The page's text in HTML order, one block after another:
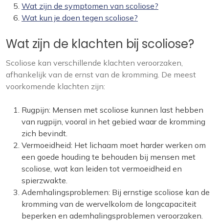
Wat zijn de symptomen van scoliose?
Wat kun je doen tegen scoliose?
Wat zijn de klachten bij scoliose?
Scoliose kan verschillende klachten veroorzaken,
afhankelijk van de ernst van de kromming. De meest
voorkomende klachten zijn:
Rugpijn: Mensen met scoliose kunnen last hebben
van rugpijn, vooral in het gebied waar de kromming
zich bevindt.
Vermoeidheid: Het lichaam moet harder werken om
een ​​goede houding te behouden bij mensen met
scoliose, wat kan leiden tot vermoeidheid en
spierzwakte.
Ademhalingsproblemen: Bij ernstige scoliose kan de
kromming van de wervelkolom de longcapaciteit
beperken en ademhalingsproblemen veroorzaken.